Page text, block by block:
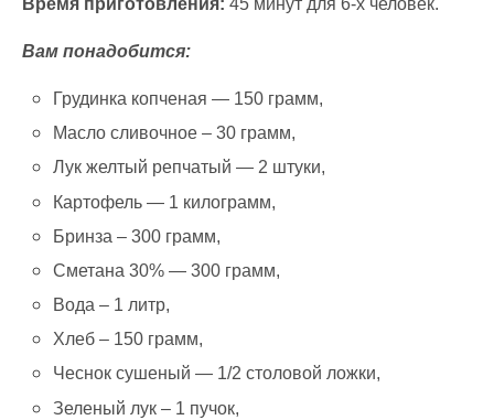
Время приготовления: 45 минут для 6-х человек.
Вам понадобится:
Грудинка копченая — 150 грамм,
Масло сливочное – 30 грамм,
Лук желтый репчатый — 2 штуки,
Картофель — 1 килограмм,
Бринза – 300 грамм,
Сметана 30% — 300 грамм,
Вода – 1 литр,
Хлеб – 150 грамм,
Чеснок сушеный — 1/2 столовой ложки,
Зеленый лук – 1 пучок,